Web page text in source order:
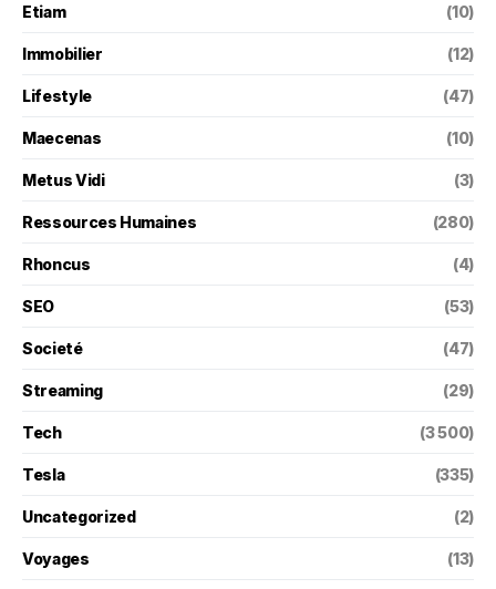
Etiam (10)
Immobilier (12)
Lifestyle (47)
Maecenas (10)
Metus Vidi (3)
Ressources Humaines (280)
Rhoncus (4)
SEO (53)
Societé (47)
Streaming (29)
Tech (3 500)
Tesla (335)
Uncategorized (2)
Voyages (13)